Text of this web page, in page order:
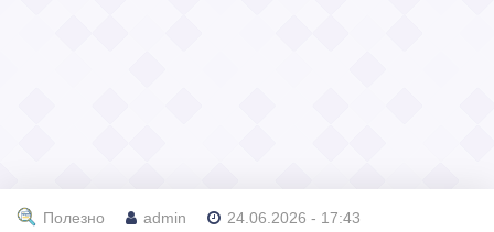
Полезно admin 24.06.2026 - 17:43